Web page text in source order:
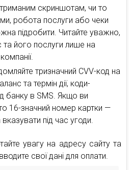
скриншотам, чи то
робота послуги або чеки
підробити. Читайте уважно,
та його послуги лише на
тризначний CVV-код на
та термін дії, коди-
банку в SMS. Якщо ви
16-значний номер картки —
під час угоди.
увагу на адресу сайту та
свої дані для оплати.